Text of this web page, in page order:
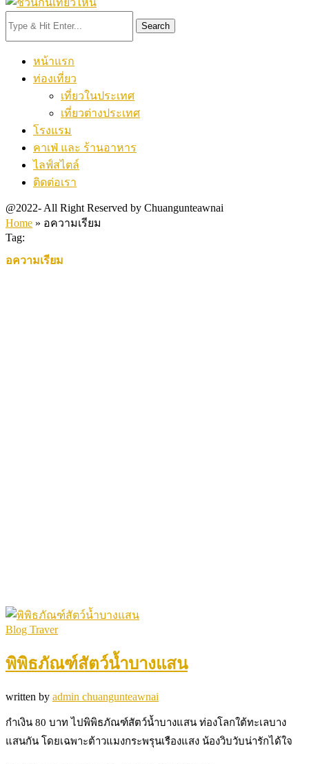
Search
หน้าแรก
ท่องเที่ยว
เที่ยวในประเทศ
เที่ยวต่างประเทศ
โรงแรม
คาเฟ่ และ ร้านอาหาร
ไลฟ์สไตล์
ติดต่อเรา
@2022- All Right Reserved by Chuangunteawnai
Home » อความเรียม
Tag:
อความเรียม
Blog Traver
พิพิธภัณฑ์สัตว์น้ำบางแสน
written by admin chuangunteawnai
กำเงิน 80 บาท ไปพิพิธภัณฑ์สัตว์น้ำบางแสน ท่องโลกใต้ทะเลบาง
แสนกัน โดยเฉพาะต้าวแมงกระพรุนเรืองแสง น้องวิบวับน่ารักได้ใจ